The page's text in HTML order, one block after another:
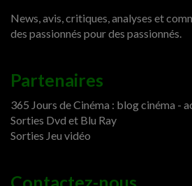
News, avis, critiques, analyses et
des passionnés pour des passionnés.
Partenaires
365 Jours de Cinéma : blog cinéma -
Sorties Dvd et Blu Ray
Sorties Jeu vidéo
Contactez-nous